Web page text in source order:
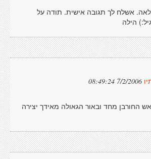
אשלח לך תגובה אישית. תודה על
הילה
7/2/2006 08:49:24
החורבן מחד ובאור הגאולה מאידך יצירה